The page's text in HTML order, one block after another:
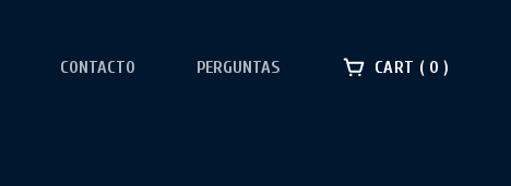
CONTACTO PERGUNTAS CART 0